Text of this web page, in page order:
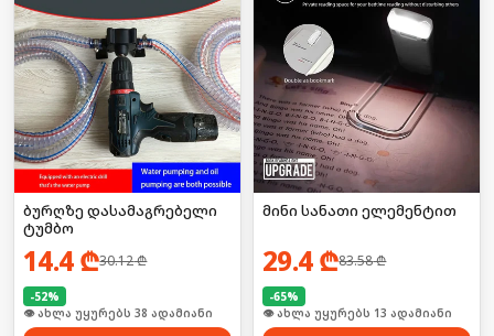
ბურღზე დასამაგრებელი
ტუმბო
14.4₾30.12₾
-52%
🛒 ბოლო 24სთ-ში იყიდა 50-მა
მინი სანათი ელემენტით
29.4₾83.58₾
-65%
👁 ახლა უყურებს 13 ადამიანი